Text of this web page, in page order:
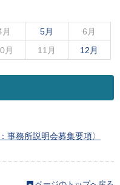
g
t
i
n
月 5月
6月
月 11月 12月
事務所説明会募集要項〉